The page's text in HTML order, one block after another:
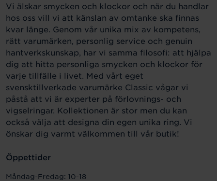
Vi älskar smycken och klockor och när du handlar
hos oss vill vi att känslan av omtanke ska finnas
kvar länge. Genom vår unika mix av kompetens,
rätt varumärken, personlig service och genuin
hantverkskunskap, har vi samma filosofi: att hjälpa
dig att hitta personliga smycken och klockor för
varje tillfälle i livet. Med vårt eget
svensktillverkade varumärke Classic vågar vi
påstå att vi är experter på förlovnings- och
vigselringar. Kollektionen är stor men du kan
också välja att designa din egen unika ring. Vi
önskar dig varmt välkommen till vår butik!
Öppettider
Måndag-Fredag: 10-18